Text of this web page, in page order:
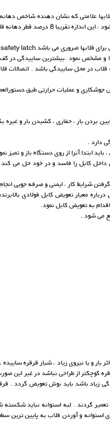
علامتی که نشان دهنده شاخص
دهانه قلاب می باشد .
و مشخص نمود .بیشترین ساییدگی در
در محل ساییدگی باشد . اتصالات
و عملیات حرارتی طبق
بار ، حفاری ، کشیدن بار و غیره
دارد .
ابتدا آنرا از روی دستگاه باز و تمیز
کابل را فاسد و در خود حل می کند
شرایط کار ، ایمنی و صرفه جویی
معیار تعویض کابل فولادی
به تعویض کابل نمود.
می شود .
و یا نیروی زیاد ، شیار قرقره ساییده
از طراحی نباشد در غیر این
زیاد باشد باید بوش تعویض گردد .
گردند . لبه استوانه نباید
و آوردن قلاب به پایین ترین